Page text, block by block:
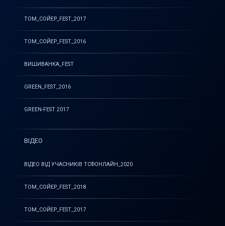
ТОМ_СОЙЕР_FEST_2017
ТОМ_СОЙЕР_FEST_2016
ВИШИВАНКА_FEST
GREEN_FEST_2016
GREEN-FEST 2017
ВІДЕО
ВІДЕО ВІД УЧАСНИКІВ ТСФОНЛАЙН_2020
ТОМ_СОЙЕР_FEST_2018
ТОМ_СОЙЕР_FEST_2017